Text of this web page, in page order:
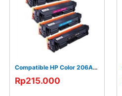
Compatible HP Color 206A W2110A W2111A W2112A W2113A
Rp215.000